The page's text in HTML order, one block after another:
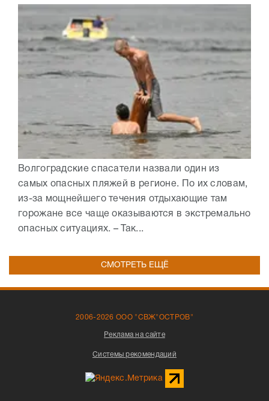
Волгоградские спасатели назвали один из
самых опасных пляжей в регионе. По их словам,
из-за мощнейшего течения отдыхающие там
горожане все чаще оказываются в экстремально
опасных ситуациях. – Так...
СМОТРЕТЬ ЕЩЁ
2006-2026 ООО "СВЖ"ОСТРОВ"
Реклама на сайте
Системы рекомендаций